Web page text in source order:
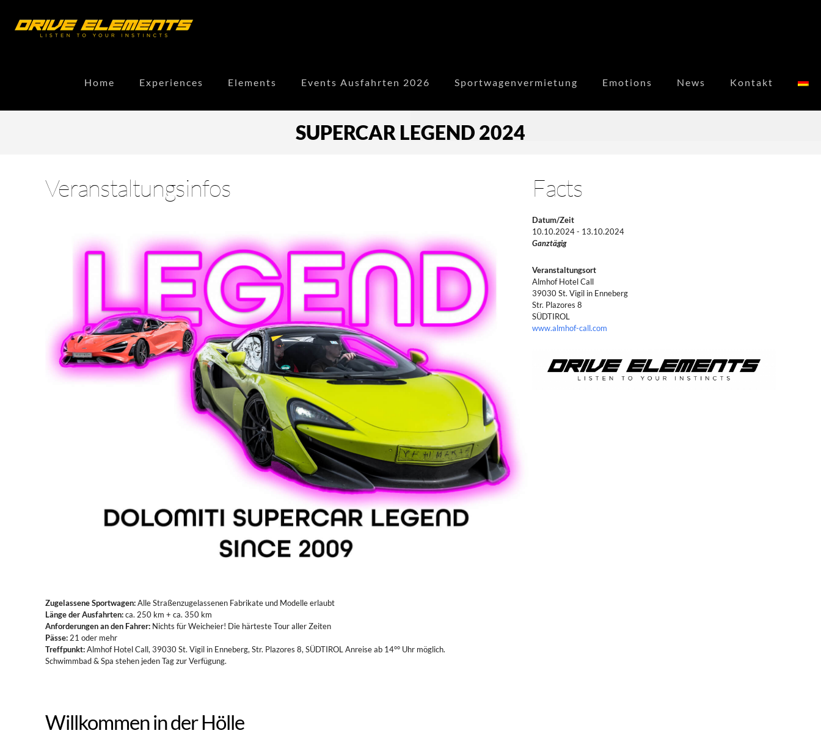
Home Experiences Elements Events Ausfahrten 2026 Sportwagenvermietung Emotions News Kontakt
SUPERCAR LEGEND 2024
Veranstaltungsinfos
Zugelassene Sportwagen:Alle Straßenzugelassenen Fabrikate und Modelle erlaubt
Länge der Ausfahrten:ca. 250 km + ca. 350 km
Anforderungen an den Fahrer: Nichts für Weicheier! Die härteste Tour aller Zeiten
Pässe:21 oder mehr
Treffpunkt:Almhof Hotel Call, 39030 St. Vigil in Enneberg, Str. Plazores 8, SÜDTIROL Anreise ab 14°° Uhr möglich.
Schwimmbad & Spa stehen jeden Tag zur Verfügung.
Willkommen in der Hölle
Facts
Datum/Zeit
10.10.2024 - 13.10.2024
Ganztägig
Veranstaltungsort
Almhof Hotel Call
39030 St. Vigil in Enneberg
Str. Plazores 8
SÜDTIROL
www.almhof-call.com